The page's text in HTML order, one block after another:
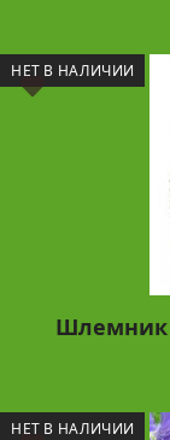
НЕТ В НАЛИЧИИ
Шлемник
НЕТ В НАЛИЧИИ